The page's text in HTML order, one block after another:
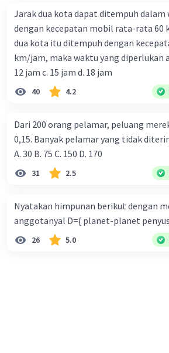
Jarak dua kota dapat ditempuh dalam
dengan kecepatan mobil rata-rata 60
dua kota itu ditempuh dengan
km/jam, maka waktu yang diperlukan adalah ....
12 jam c. 15 jam d. 18 jam
40 4.2
Dari 200 orang pelamar, peluang
0,15. Banyak pelamar yang tidak
A. 30 B. 75 C. 150 D. 170
31 2.5
Nyatakan himpunan berikut dengan
anggotanyal D={ planet-planet
26 5.0